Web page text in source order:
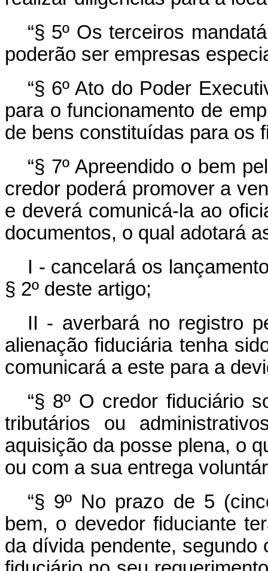
“§ 5º Os terceiros
poderão ser empresas
“§ 6º Ato do Poder
para o funcionamento de
de bens constituídas para os
“§ 7º Apreendido o bem
credor poderá promover a
e deverá comunicá-la ao
documentos, o qual adotará
I - cancelará os
§ 2º deste artigo;
II - averbará no registro
alienação fiduciária tenha
comunicará a este para a
“§ 8º O credor fiduciário
tributários ou
aquisição da posse plena, o
ou com a sua entrega
“§ 9º No prazo de 5
bem, o devedor fiduciante
da dívida pendente, segundo